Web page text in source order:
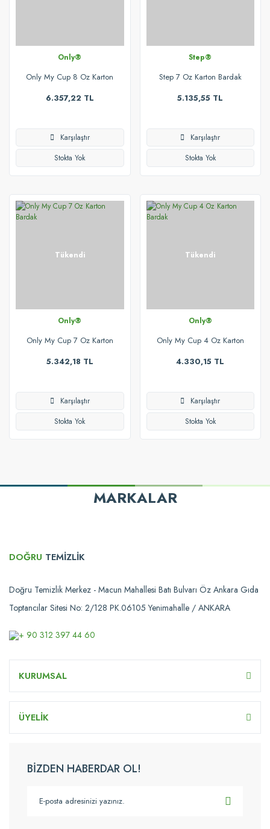
Only®
Only My Cup 8 Oz Karton
6.357,22 TL
Karşılaştır
Stokta Yok
Step®
Step 7 Oz Karton Bardak
5.135,55 TL
Karşılaştır
Stokta Yok
Tükendi
Only®
Only My Cup 7 Oz Karton
5.342,18 TL
Karşılaştır
Stokta Yok
Tükendi
Only®
Only My Cup 4 Oz Karton
4.330,15 TL
Karşılaştır
Stokta Yok
MARKALAR
DOĞRU TEMİZLİK
Doğru Temizlik Merkez - Macun Mahallesi Batı Bulvarı Öz Ankara Gıda
Toptancılar Sitesi No: 2/128 PK.06105 Yenimahalle / ANKARA
+ 90 312 397 44 60
KURUMSAL
ÜYELİK
BİZDEN HABERDAR OL!